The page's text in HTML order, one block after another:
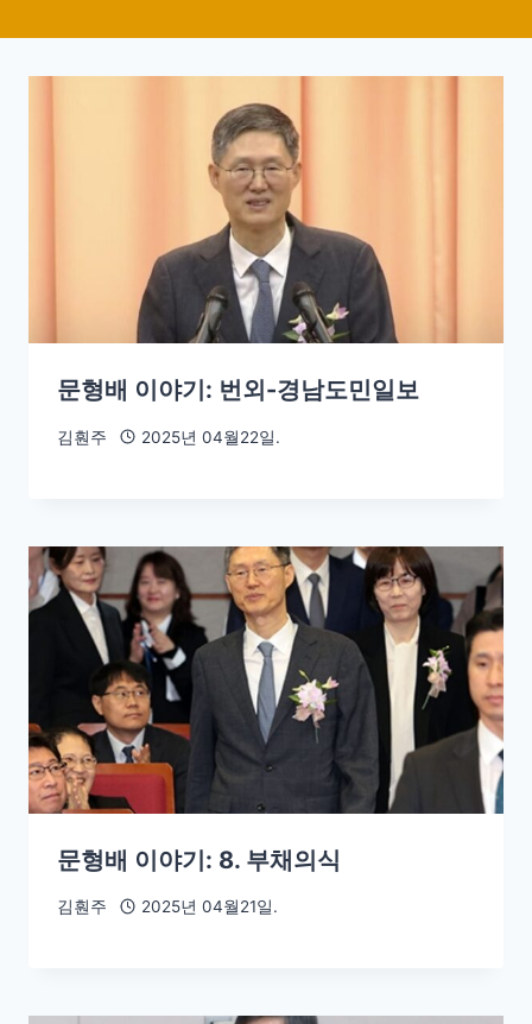
문형배 이야기: 번외-경남도민일보
김훤주 2025년 04월22일.
문형배 이야기: 8. 부채의식
김훤주 2025년 04월21일.